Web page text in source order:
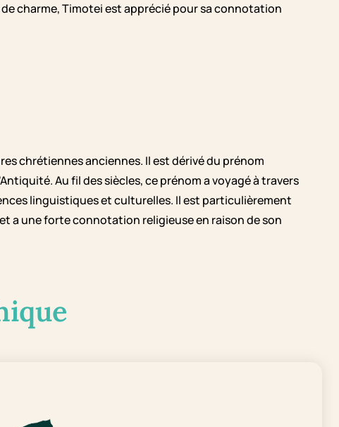
charme, Timotei est apprécié pour sa connotation
chrétiennes anciennes. Il est dérivé du prénom
Au fil des siècles, ce prénom a voyagé à travers
linguistiques et culturelles. Il est particulièrement
a une forte connotation religieuse en raison de son